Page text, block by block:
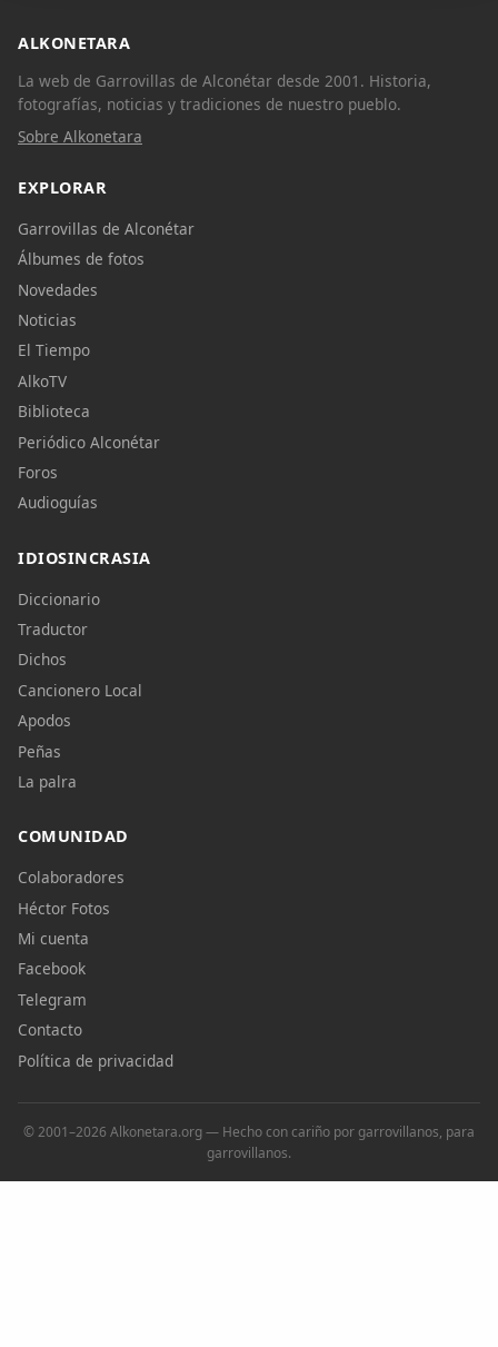
ALKONETARA
La web de Garrovillas de Alconétar desde 2001. Historia,
fotografías, noticias y tradiciones de nuestro pueblo.
Sobre Alkonetara
EXPLORAR
Garrovillas de Alconétar
Álbumes de fotos
Novedades
Noticias
El Tiempo
AlkoTV
Biblioteca
Periódico Alconétar
Foros
Audioguías
IDIOSINCRASIA
Diccionario
Traductor
Dichos
Cancionero Local
Apodos
Peñas
La palra
COMUNIDAD
Colaboradores
Héctor Fotos
Mi cuenta
Facebook
Telegram
Contacto
Política de privacidad
© 2001–2026 Alkonetara.org — Hecho con cariño por garrovillanos, para
garrovillanos.